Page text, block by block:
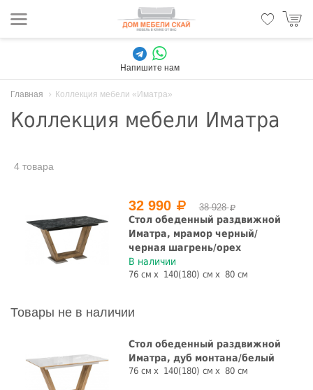
Напишите нам
Главная Коллекция мебели «Иматра»
Коллекция мебели Иматра
4 товара
32 990 38 928
Стол обеденный раздвижной
Иматра, мрамор черный/
черная шагрень/орех
В наличии
76 см 140(180) см 80 см
Товары не в наличии
Стол обеденный раздвижной
Иматра, дуб монтана/белый
76 см 140(180) см 80 см